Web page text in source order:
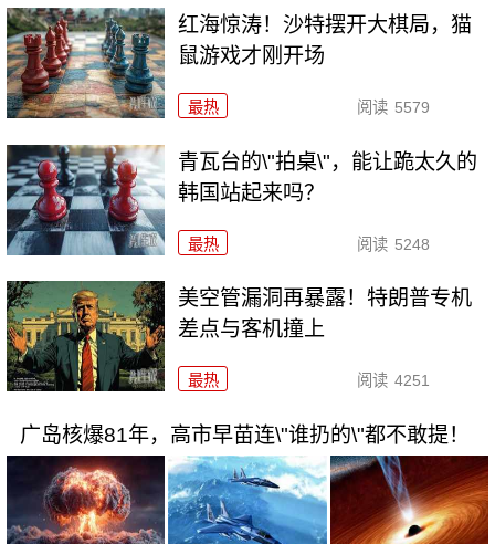
红海惊涛！沙特摆开大棋局，猫
鼠游戏才刚开场
最热 阅读 5579
青瓦台的\"拍桌\"，能让跪太久的
韩国站起来吗？
最热 阅读 5248
美空管漏洞再暴露！特朗普专机
差点与客机撞上
最热 阅读 4251
广岛核爆81年，高市早苗连\"谁扔的\"都不敢提！